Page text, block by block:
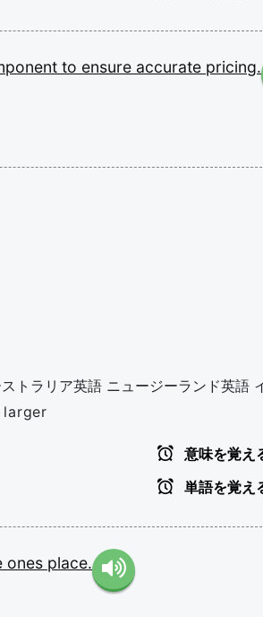
to ensure accurate pricing.
トラリア英語 ニュージーランド英語
意味を覚え
単語を覚え
ones place.